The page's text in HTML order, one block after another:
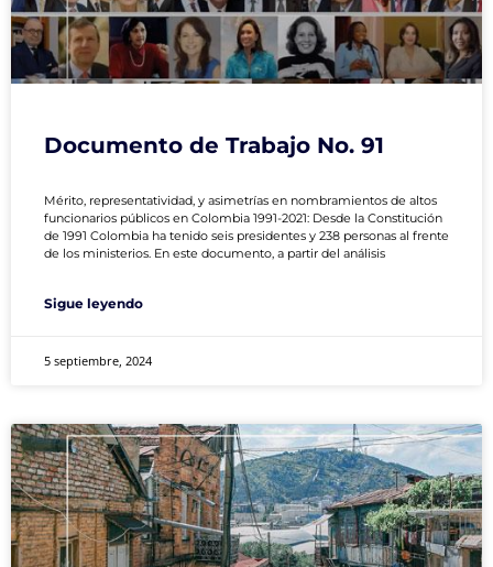
Documento de Trabajo No. 91
Mérito, representatividad, y asimetrías en nombramientos de altos
funcionarios públicos en Colombia 1991-2021: Desde la Constitución
de 1991 Colombia ha tenido seis presidentes y 238 personas al frente
de los ministerios. En este documento, a partir del análisis
Sigue leyendo
5 septiembre, 2024